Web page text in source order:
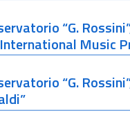
“G.
Music
“G.